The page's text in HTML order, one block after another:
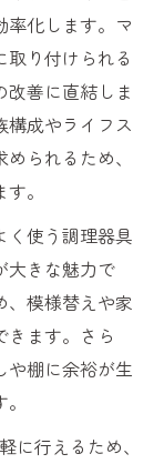
化します。マ
り付けられる
善に直結しま
成やライフス
られるため、
。
く使う調理器具
大きな魅力で
模様替えや家
ます。さら
や棚に余裕が生
に行えるため、